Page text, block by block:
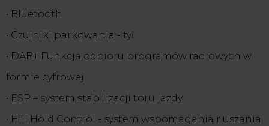
• Bluetooth
• Czujniki parkowania - tył
• DAB+ Funkcja odbioru programów radiowych w
formie cyfrowej
• ESP – system stabilizacji toru jazdy
• Hill Hold Control - system wspomagania r uszania